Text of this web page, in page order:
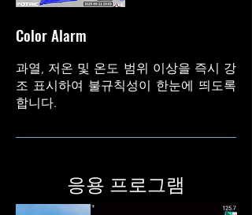
Color Alarm
과열, 저온 및 온도 범위 이상을 즉시 강
조 표시하여 불규칙성이 한눈에 띄도록
합니다.
응용 프로그램